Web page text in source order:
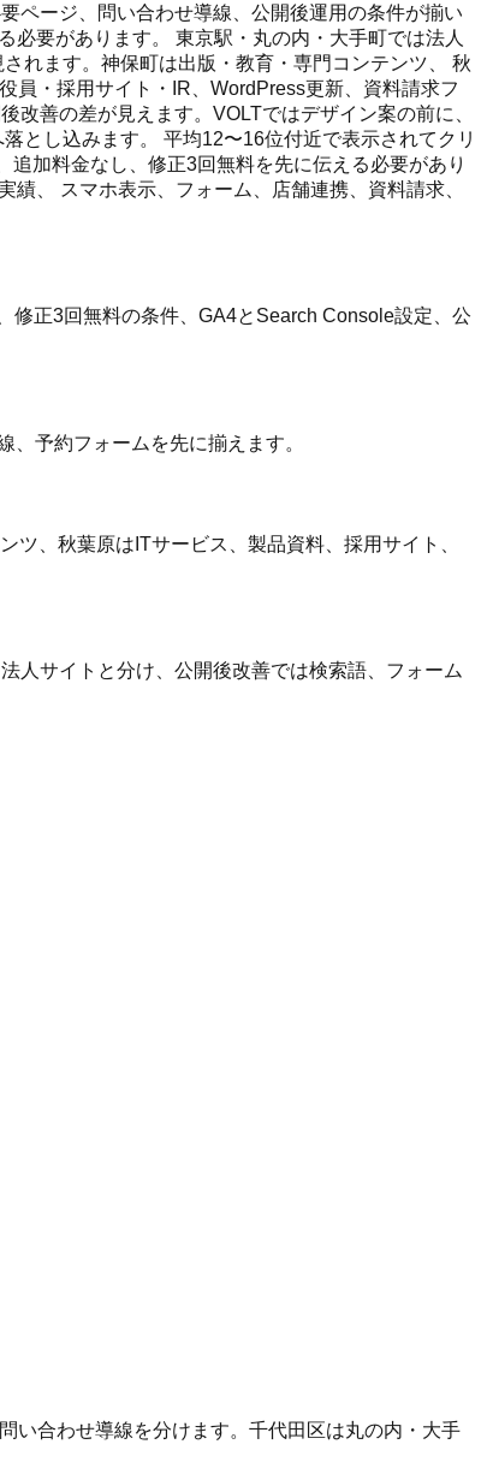
ページ、問い合わせ導線、公開後運用の条件が揃い
必要があります。 東京駅・丸の内・大手町では法人
れます。神保町は出版・教育・専門コンテンツ、 秋
員・採用サイト・IR、WordPress更新、資料請求フ
善の差が見えます。VOLTではデザイン案の前に、
とし込みます。 平均12〜16位付近で表示されてクリ
加料金なし、修正3回無料を先に伝える必要があり
、 スマホ表示、フォーム、店舗連携、資料請求、
修正3回無料の条件、GA4とSearch Console設定、公
予約フォームを先に揃えます。
、秋葉原はITサービス、製品資料、採用サイト、
人サイトと分け、公開後改善では検索語、フォーム
い合わせ導線を分けます。千代田区は丸の内・大手